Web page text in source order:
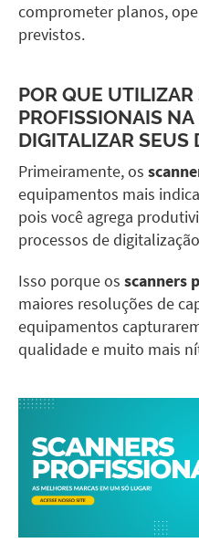
comprometer planos,
previstos.
POR QUE
PROFISSIONAIS NA
DIGITALIZAR SEUS
Primeiramente, os
equipamentos mais
pois você agrega
processos de
Isso porque os scanners
maiores resoluções de
equipamentos
qualidade e muito mais